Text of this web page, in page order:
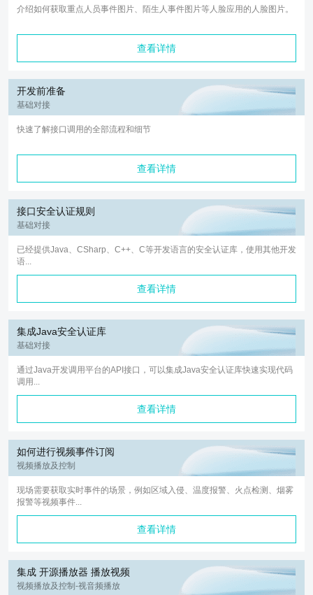
介绍如何获取重点人员事件图片、陌生人事件图片等人脸应用的人脸图片。
查看详情
开发前准备
基础对接
快速了解接口调用的全部流程和细节
查看详情
接口安全认证规则
基础对接
已经提供Java、CSharp、C++、C等开发语言的安全认证库，使用其他开发
语...
查看详情
集成Java安全认证库
基础对接
通过Java开发调用平台的API接口，可以集成Java安全认证库快速实现代码
调用...
查看详情
如何进行视频事件订阅
视频播放及控制
现场需要获取实时事件的场景，例如区域入侵、温度报警、火点检测、烟雾
报警等视频事件...
查看详情
集成 开源播放器 播放视频
视频播放及控制-视音频播放